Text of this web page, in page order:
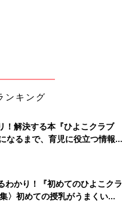
ンキング
！解決する本『ひよこクラブ
るまで、育児に役立つ情報が
わかり！『初めてのひよこクラ
〉初めての授乳がうまくい
の基本と夏のトラブル 解決テ